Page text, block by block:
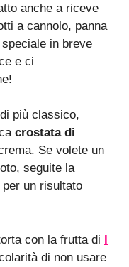
anche a riceve
a cannolo, panna
in breve
e ci
più classico,
crostata di
Se volete un
seguite la
per un risultato
con la frutta di I
di non usare